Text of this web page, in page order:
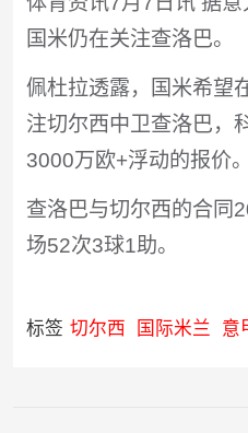
国米仍在关注查洛巴。
佩杜拉透露，国米希望
注切尔西中卫查洛巴，
3000万欧+浮动的报价。
查洛巴与切尔西的合同
场52次3球1助。
标签 切尔西 国际米兰 意